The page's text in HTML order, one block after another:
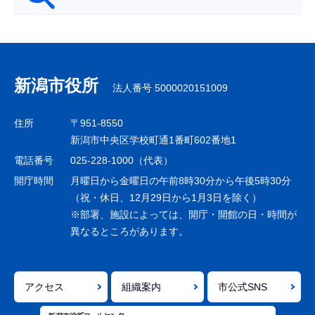
ナ
ビ
ゲ
シ
ョ
で
新潟市役所 法人番号 5000020151009
住所
〒951-8550
新潟市中央区学校町通1番町602番地1
電話番号
025-228-1000（代表）
開庁時間
月曜日から金曜日の午前8時30分から午後5時30分
（祝・休日、12月29日から1月3日を除く）
※部署、施設によっては、開庁・開館の日・時間が
異なるところがあります。
アクセス 組織案内 市公式SNS